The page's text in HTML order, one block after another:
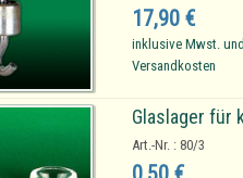
17,90 €
inklusive Mwst.
Versandkosten
Glaslager für
Art.-Nr. : 80/3